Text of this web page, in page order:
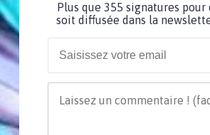
Plus que 355 signatures
soit diffusée dans la